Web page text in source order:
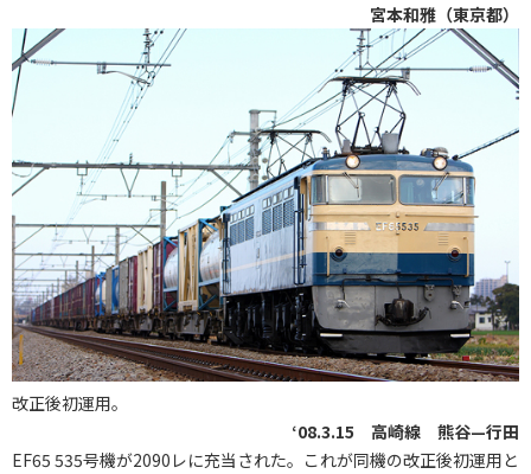
宮本和雅（東京都）
改正後初運用。
‘08.3.15 高崎線 熊谷—行田
EF65 535号機が2090レに充当された。これが同機の改正後初運用と